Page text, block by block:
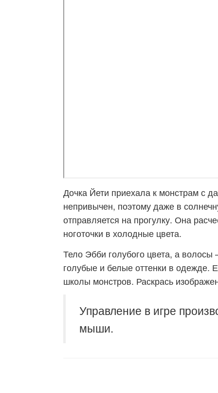
Дочка Йети приехала к монстрам с
непривычен, поэтому даже в
отправляется на прогулку. Она
ноготочки в холодные цвета.
Тело Эбби голубого цвета, а
голубые и белые оттенки в одежде.
школы монстров. Раскрась
Управление в игре
мыши.